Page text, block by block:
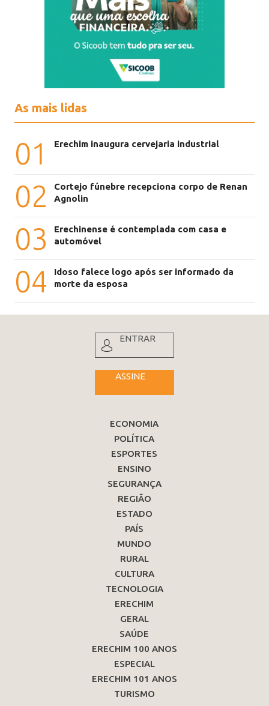
As mais lidas
01 Erechim inaugura cervejaria industrial
02
Cortejo fúnebre recepciona corpo de Renan
Agnolin
03
Erechinense é contemplada com casa e
automóvel
04
Idoso falece logo após ser informado da
morte da esposa
ENTRAR
ASSINE
ECONOMIA
POLÍTICA
ESPORTES
ENSINO
SEGURANÇA
REGIÃO
ESTADO
PAÍS
MUNDO
RURAL
CULTURA
TECNOLOGIA
ERECHIM
GERAL
SAÚDE
ERECHIM 100 ANOS
ESPECIAL
ERECHIM 101 ANOS
TURISMO